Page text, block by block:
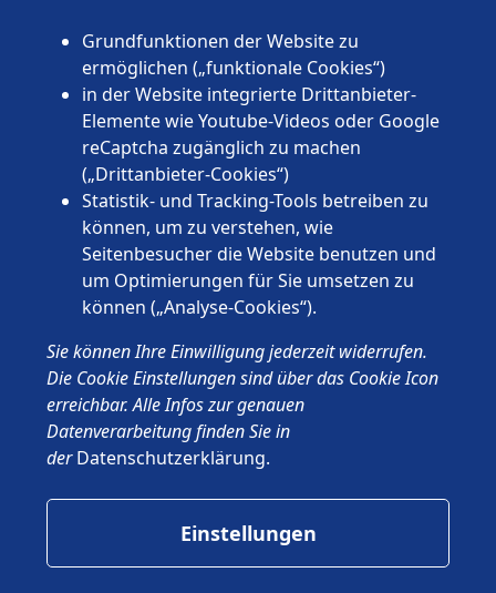
Rheinland-Pfalz
Sachsen
Sachsen-Anhalt
Schleswig-Holstein
Thüringen
Deutschland e.V.
Impressum
Datenschutz
ASB.de
Grundfunktionen der Website zu
ermöglichen („funktionale Cookies“)
in der Website integrierte Drittanbieter-
Elemente wie Youtube-Videos oder Google
reCaptcha zugänglich zu machen
(„Drittanbieter-Cookies“)
Statistik- und Tracking-Tools betreiben zu
können, um zu verstehen, wie
Seitenbesucher die Website benutzen und
um Optimierungen für Sie umsetzen zu
können („Analyse-Cookies“).
Sie können Ihre Einwilligung jederzeit widerrufen.
Die Cookie Einstellungen sind über das Cookie Icon
erreichbar. Alle Infos zur genauen
Datenverarbeitung finden Sie in
der Datenschutzerklärung.
Einstellungen